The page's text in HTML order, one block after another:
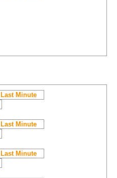
Last Minute
Last Minute
Last Minute